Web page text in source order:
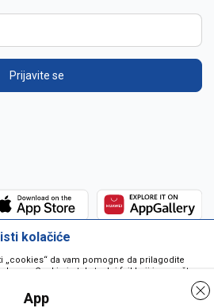
Prijavite se
kolačiće
„cookies“ da vam pomogne da prilagodite
Cookie je tekstualni fajl koji je smešten
virus vašem računaru. Cookie-i su
mogu biti pročitani od strane web servera
App